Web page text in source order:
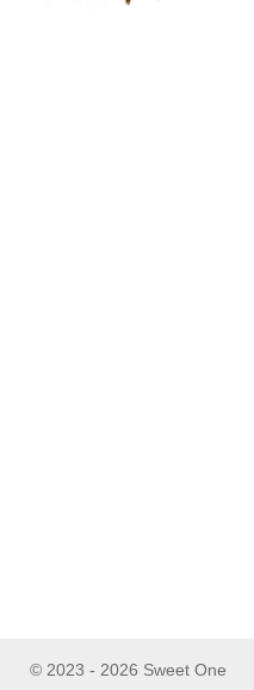
© 2023 - 2026 Sweet One